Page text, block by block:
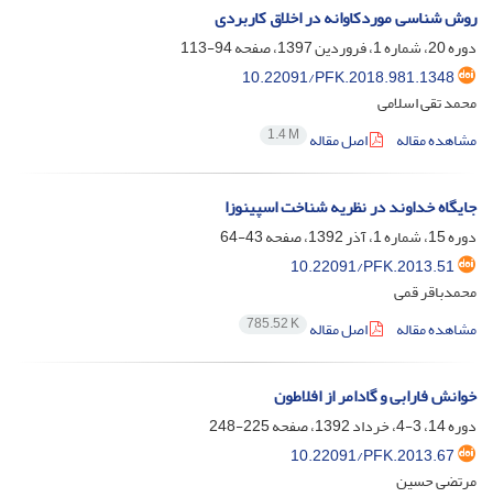
روش شناسی موردکاوانه در اخلاق کاربردی
دوره 20، شماره 1، فروردین 1397، صفحه
94-113
10.22091/PFK.2018.981.1348
محمد تقی اسلامی
مشاهده مقاله
اصل مقاله 1.4 M
جایگاه خداوند در نظریه شناخت اسپینوزا
دوره 15، شماره 1، آذر 1392، صفحه
43-64
10.22091/PFK.2013.51
محمدباقر قمی
مشاهده مقاله
اصل مقاله 785.52 K
خوانش فارابی و گادامر از افلاطون
دوره 14، 3-4، خرداد 1392، صفحه
225-248
10.22091/PFK.2013.67
مرتضی حسین